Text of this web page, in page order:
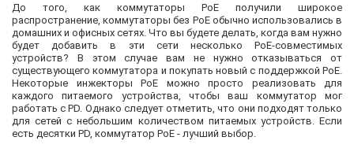
До того, как коммутаторы PoE получили широкое
распространение, коммутаторы без PoE обычно использовались в
домашних и офисных сетях. Что вы будете делать, когда вам нужно
будет добавить в эти сети несколько PoE-совместимых
устройств? В этом случае вам не нужно отказываться от
существующего коммутатора и покупать новый с поддержкой PoE.
Некоторые инжекторы PoE можно просто реализовать для
каждого питаемого устройства, чтобы ваш коммутатор мог
работать с PD. Однако следует отметить, что они подходят только
для сетей с небольшим количеством питаемых устройств. Если
есть десятки PD, коммутатор PoE - лучший выбор.